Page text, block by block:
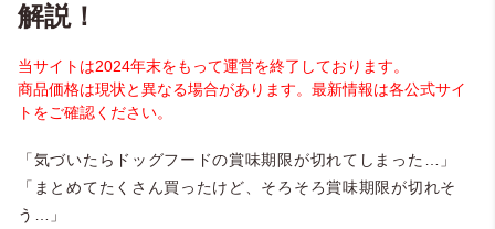
解説！
当サイトは2024年末をもって運営を終了しております。
商品価格は現状と異なる場合があります。最新情報は各公式サイ
トをご確認ください。
「気づいたらドッグフードの賞味期限が切れてしまった…」
「まとめてたくさん買ったけど、そろそろ賞味期限が切れそ
う…」